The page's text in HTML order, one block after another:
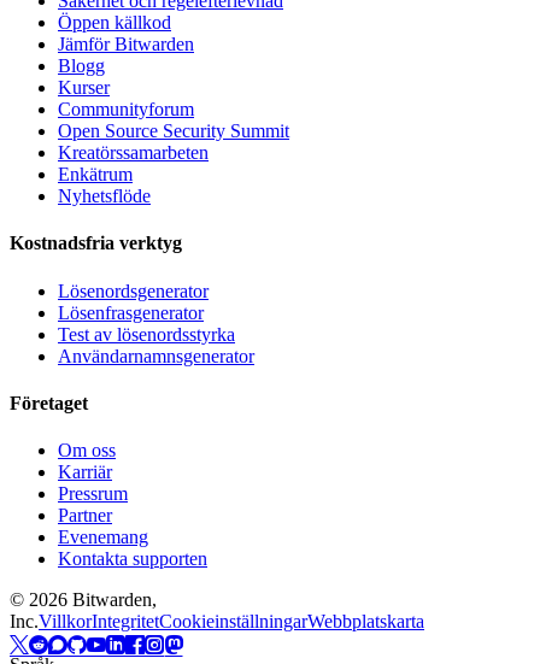
Öppen källkod
Jämför Bitwarden
Blogg
Kurser
Communityforum
Open Source Security Summit
Kreatörssamarbeten
Enkätrum
Nyhetsflöde
Kostnadsfria verktyg
Lösenordsgenerator
Lösenfrasgenerator
Test av lösenordsstyrka
Användarnamnsgenerator
Företaget
Om oss
Karriär
Pressrum
Partner
Evenemang
Kontakta supporten
© 2026 Bitwarden,
Inc.VillkorIntegritetCookieinställningarWebbplatskarta